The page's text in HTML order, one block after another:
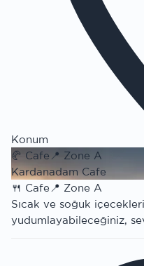
Konum
🥐 Cafe 📍 Zone A
Kardanadam Cafe
🍴 Cafe📍 Zone A
Sıcak ve soğuk
yudumlayabileceğiniz,